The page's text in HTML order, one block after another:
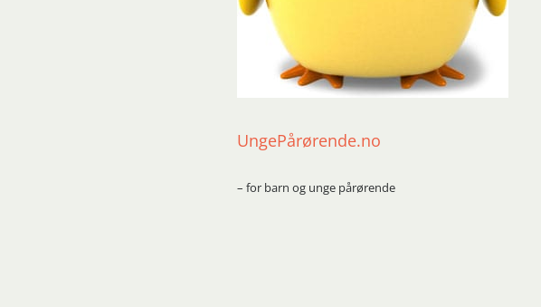
UngePårørende.no
– for barn og unge pårørende